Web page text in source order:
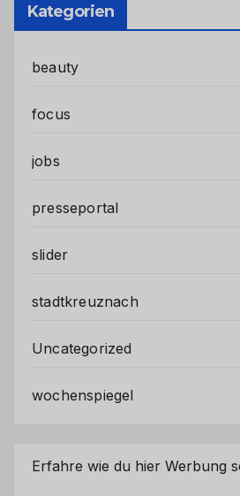
Kategorien
beauty
focus
jobs
presseportal
slider
stadtkreuznach
Uncategorized
wochenspiegel
Erfahre wie du hier Werbung